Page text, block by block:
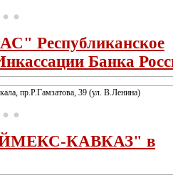
Республиканское
Банка
пр.Р.Гамзатова, 39 (ул. В.Ленина)
КАВКАЗ" в